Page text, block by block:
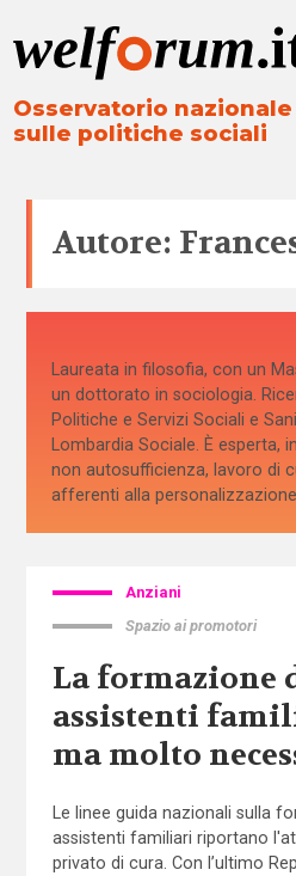
Osservatorio nazionale
sulle politiche sociali
Autore:
Laureata in filosofia, con un
un dottorato in sociologia.
Politiche e Servizi Sociali e
Lombardia Sociale. È esperta,
non autosufficienza, lavoro di
afferenti alla
Anziani
Spazio ai promotori
La formazione
assistenti
ma molto
Le linee guida nazionali sulla
assistenti familiari riportano
privato di cura. Con l’ultimo